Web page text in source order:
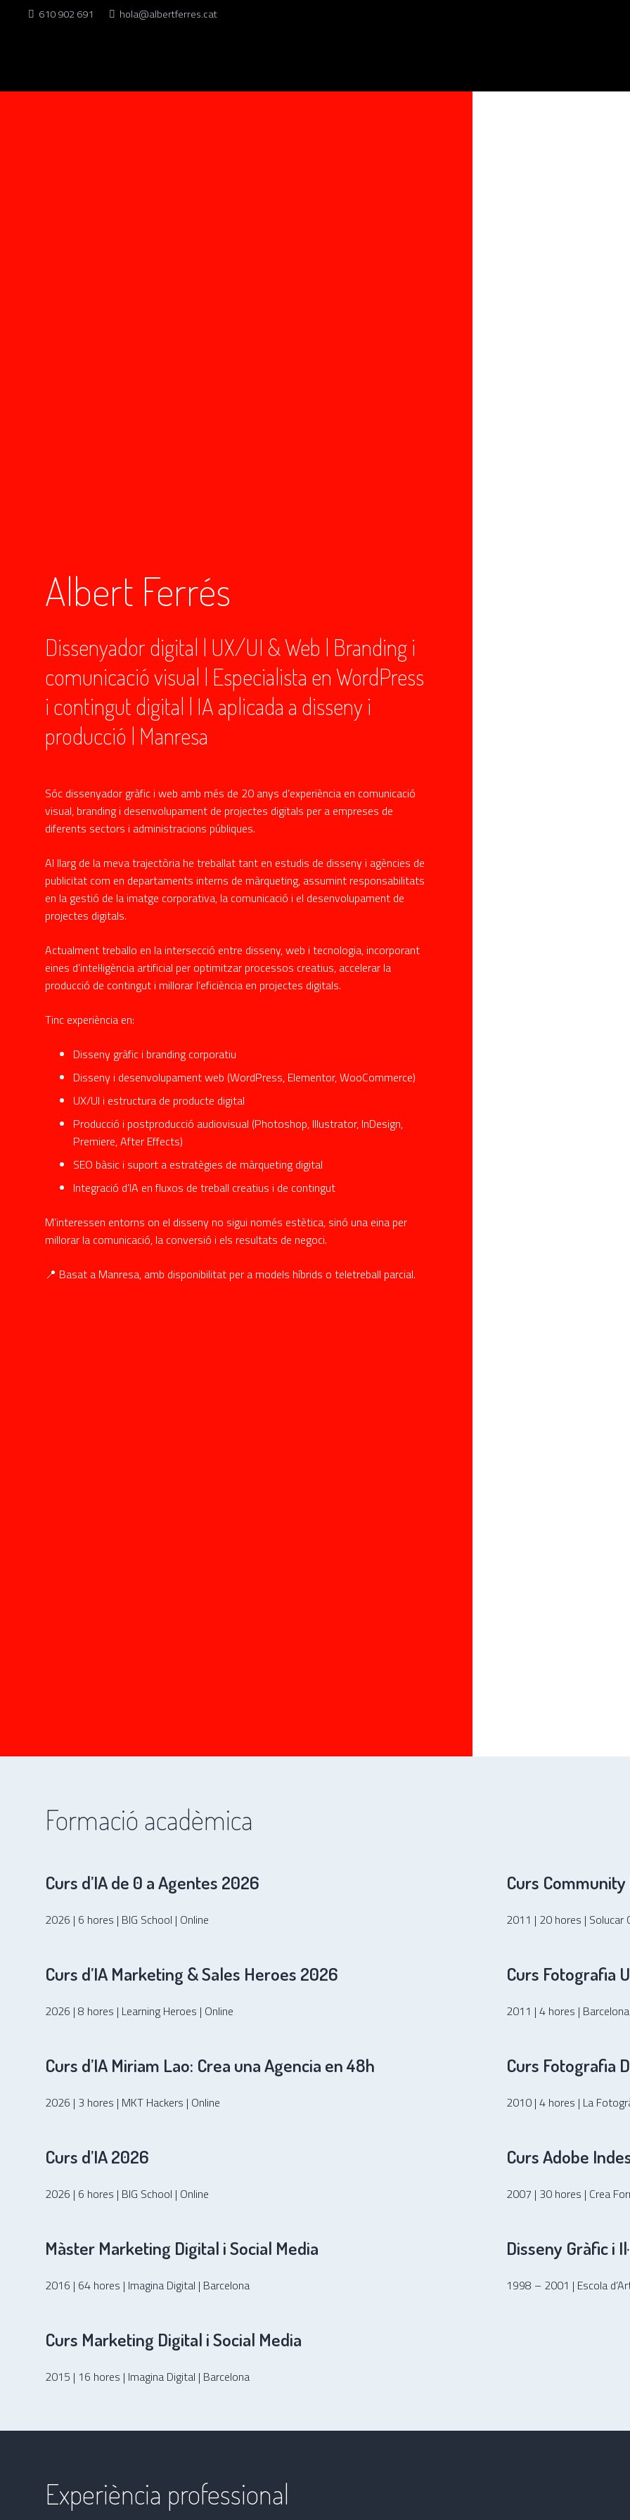
610 902 691 hola@albertferres.cat
Albert Ferrés
Dissenyador digital | UX/UI & Web | Branding i
comunicació visual | Especialista en WordPress
i contingut digital | IA aplicada a disseny i
producció | Manresa
Sóc dissenyador gràfic i web amb més de 20 anys d’experiència en comunicació
visual, branding i desenvolupament de projectes digitals per a empreses de
diferents sectors i administracions públiques.
Al llarg de la meva trajectòria he treballat tant en estudis de disseny i agències de
publicitat com en departaments interns de màrqueting, assumint responsabilitats
en la gestió de la imatge corporativa, la comunicació i el desenvolupament de
projectes digitals.
Actualment treballo en la intersecció entre disseny, web i tecnologia, incorporant
eines d’intel·ligència artificial per optimitzar processos creatius, accelerar la
producció de contingut i millorar l’eficiència en projectes digitals.
Tinc experiència en:
Disseny gràfic i branding corporatiu
Disseny i desenvolupament web (WordPress, Elementor, WooCommerce)
UX/UI i estructura de producte digital
Producció i postproducció audiovisual (Photoshop, Illustrator, InDesign,
Premiere, After Effects)
SEO bàsic i suport a estratègies de màrqueting digital
Integració d’IA en fluxos de treball creatius i de contingut
M’interessen entorns on el disseny no sigui només estètica, sinó una eina per
millorar la comunicació, la conversió i els resultats de negoci.
📍 Basat a Manresa, amb disponibilitat per a models híbrids o teletreball parcial.
Formació acadèmica
Curs d’IA de 0 a Agentes 2026
2026 | 6 hores | BIG School | Online
Curs d’IA Marketing & Sales Heroes 2026
2026 | 8 hores | Learning Heroes | Online
Curs d’IA Miriam Lao: Crea una Agencia en 48h
2026 | 3 hores | MKT Hackers | Online
Curs d’IA 2026
2026 | 6 hores | BIG School | Online
Màster Marketing Digital i Social Media
2016 | 64 hores | Imagina Digital | Barcelona
Curs Marketing Digital i Social Media
2015 | 16 hores | Imagina Digital | Barcelona
Curs
2011 | 20 hores | Solucar
Curs Fotografia
2011 | 4 hores |
Curs Fotografia
2010 | 4 hores | La
Curs Adobe
2007 | 30 hores | Crea
Disseny Gràfic i
1998 – 2001 | Escola
Experiència professional